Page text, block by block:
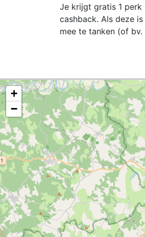
Je krijgt gratis 1 perk
cashback. Als deze
mee te tanken (of
+
−